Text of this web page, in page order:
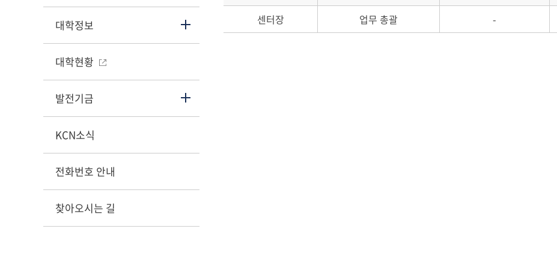
대학정보
대학현황
발전기금
KCN소식
전화번호 안내
찾아오시는 길
센터장 업무 총괄 -